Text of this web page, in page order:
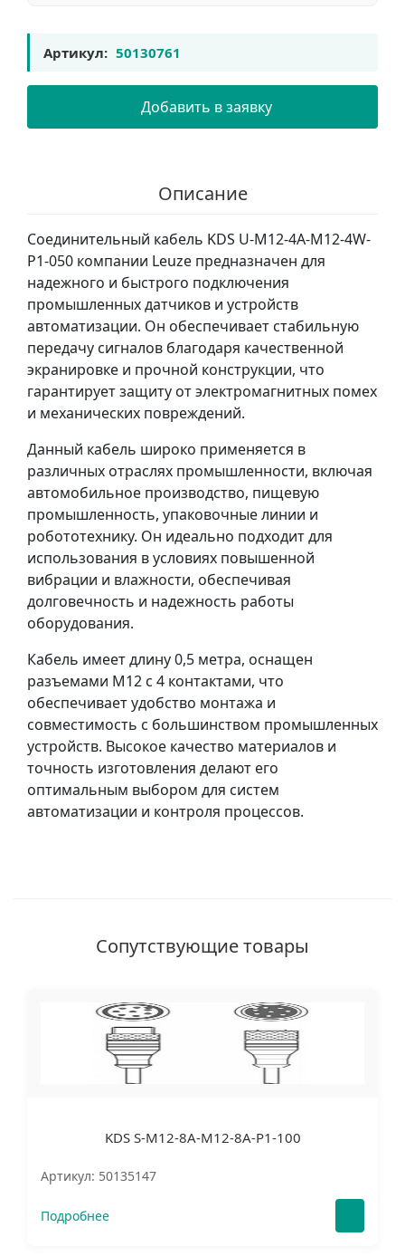
Артикул: 50130761
Добавить в заявку
Описание
Соединительный кабель KDS U-M12-4A-M12-4W-
P1-050 компании Leuze предназначен для
надежного и быстрого подключения
промышленных датчиков и устройств
автоматизации. Он обеспечивает стабильную
передачу сигналов благодаря качественной
экранировке и прочной конструкции, что
гарантирует защиту от электромагнитных помех
и механических повреждений.
Данный кабель широко применяется в
различных отраслях промышленности, включая
автомобильное производство, пищевую
промышленность, упаковочные линии и
робототехнику. Он идеально подходит для
использования в условиях повышенной
вибрации и влажности, обеспечивая
долговечность и надежность работы
оборудования.
Кабель имеет длину 0,5 метра, оснащен
разъемами M12 с 4 контактами, что
обеспечивает удобство монтажа и
совместимость с большинством промышленных
устройств. Высокое качество материалов и
точность изготовления делают его
оптимальным выбором для систем
автоматизации и контроля процессов.
Сопутствующие товары
KDS S-M12-8A-M12-8A-P1-100
Артикул: 50135147
Подробнее